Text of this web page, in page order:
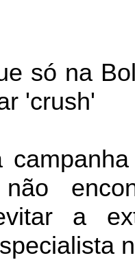
só na
'crush'
não
a